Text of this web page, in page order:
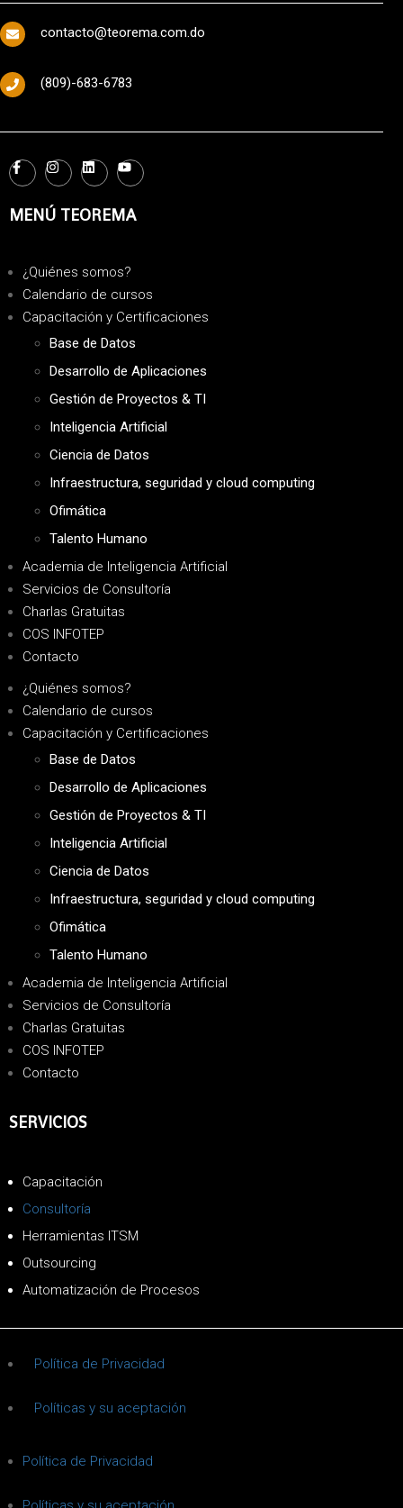
contacto@teorema.com.do
(809)-683-6783
MENÚ TEOREMA
¿Quiénes somos?
Calendario de cursos
Capacitación y Certificaciones
Base de Datos
Desarrollo de Aplicaciones
Gestión de Proyectos & TI
Inteligencia Artificial
Ciencia de Datos
Infraestructura, seguridad y cloud computing
Ofimática
Talento Humano
Academia de Inteligencia Artificial
Servicios de Consultoría
Charlas Gratuitas
COS INFOTEP
Contacto
¿Quiénes somos?
Calendario de cursos
Capacitación y Certificaciones
Base de Datos
Desarrollo de Aplicaciones
Gestión de Proyectos & TI
Inteligencia Artificial
Ciencia de Datos
Infraestructura, seguridad y cloud computing
Ofimática
Talento Humano
Academia de Inteligencia Artificial
Servicios de Consultoría
Charlas Gratuitas
COS INFOTEP
Contacto
SERVICIOS
Capacitación
Consultoría
Herramientas ITSM
Outsourcing
Automatización de Procesos
Política de Privacidad
Políticas y su aceptación
Política de Privacidad